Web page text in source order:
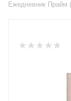
Ежедневник Прайм